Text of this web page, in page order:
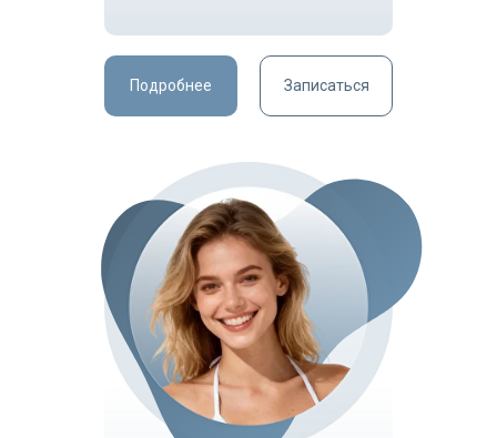
Подробнее Записаться